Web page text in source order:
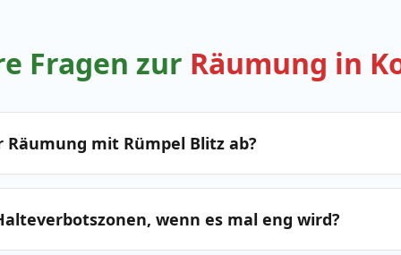
Fragen zur Räumung in
mit Rümpel Blitz ab?
wenn es mal eng wird?